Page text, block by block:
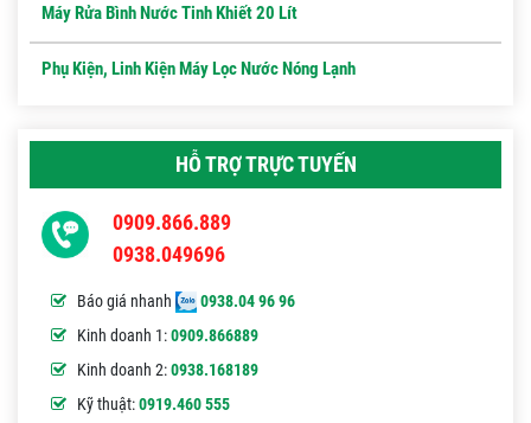
Máy Rửa Bình Nước Tinh Khiết 20 Lít
Phụ Kiện, Linh Kiện Máy Lọc Nước Nóng Lạnh
HỖ TRỢ TRỰC TUYẾN
0909.866.889
0938.049696
Báo giá nhanh
0938.04 96 96
Kinh doanh 1:0909.866889
Kinh doanh 2:0938.168189
Kỹ thuật:0919.460 555